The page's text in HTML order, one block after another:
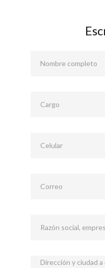
Nombre completo
Cargo
Celular
Correo
Razón social,
Dirección y ciudad